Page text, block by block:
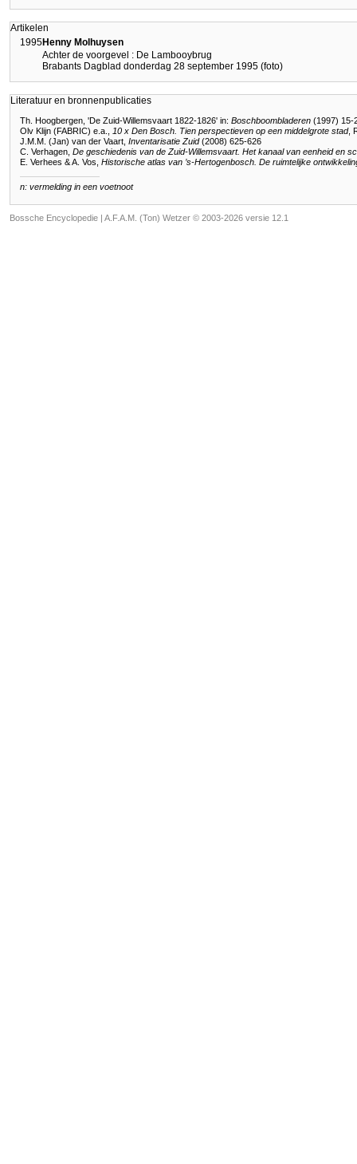
Artikelen
1995Henny Molhuysen
Achter de voorgevel : De Lambooybrug
Brabants Dagblad donderdag 28 september 1995 (foto)
Literatuur en bronnenpublicaties
Th. Hoogbergen, 'De Zuid-Willemsvaart 1822-1826' in: Boschboombladeren (1997) 15-
Olv Klijn (FABRIC) e.a., 10 x Den Bosch. Tien perspectieven op een middelgrote stad,
J.M.M. (Jan) van der Vaart, Inventarisatie Zuid(2008) 625-626
C. Verhagen, De geschiedenis van de Zuid-Willemsvaart. Het kanaal van eenheid en
E. Verhees & A. Vos, Historische atlas van ’s-Hertogenbosch. De ruimtelijke
n: vermelding in een voetnoot
Bossche Encyclopedie | A.F.A.M. (Ton) Wetzer © 2003-2026 versie 12.1